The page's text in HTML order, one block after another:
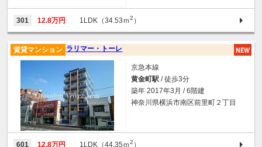
301 12.8万円 1LDK（34.53ｍ2 ）
ラリマー・トーレ
賃貸マンション
京急本線
黄金町駅 / 徒歩3分
築年 2017年3月 / 6階建
神奈川県横浜市南区前里町２丁目
601 12.8万円 1LDK（44.35ｍ2 ）